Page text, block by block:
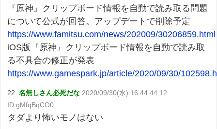
『原神』クリップボード情報を自動で読み取る問題
について公式が回答。アップデートで削除予定
https://www.famitsu.com/news/202009/30206859.html
iOS版『原神』クリップボード情報を自動で読み取
る不具合の修正が発表
https://www.gamespark.jp/article/2020/09/30/
22: 名無しさん必死だな 2020/09/30(水) 16:44:44.12
ID:gMfqBqCO0
タダより怖いモノはない